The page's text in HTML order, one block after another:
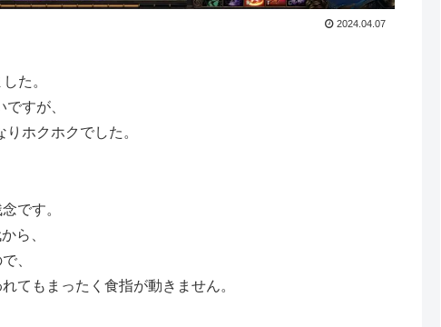
2024.04.07
た。
すが、
ホクホクでした。
です。
ら、
、
てもまったく食指が動きません。